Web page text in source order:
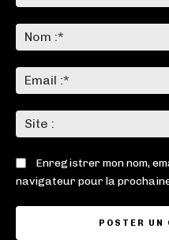
Enregistrer mon nom,
navigateur pour la